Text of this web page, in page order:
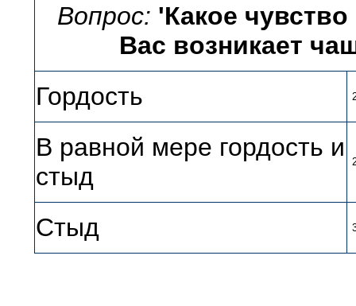
Вопрос: 'Какое
Вас возникает
Гордость
В равной мере гордость и
стыд
Стыд